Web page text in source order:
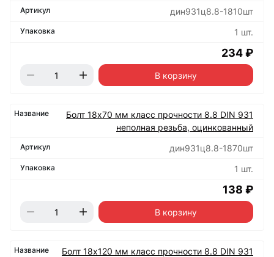
дин931ц8.8-1810шт
1 шт.
234 ₽
В корзину
Болт 18х70 мм класс прочности 8.8 DIN 931
неполная резьба, оцинкованный
дин931ц8.8-1870шт
1 шт.
138 ₽
В корзину
Болт 18х120 мм класс прочности 8.8 DIN 931